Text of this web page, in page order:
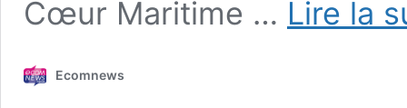
Cœur Maritime … Lire la
Ecomnews